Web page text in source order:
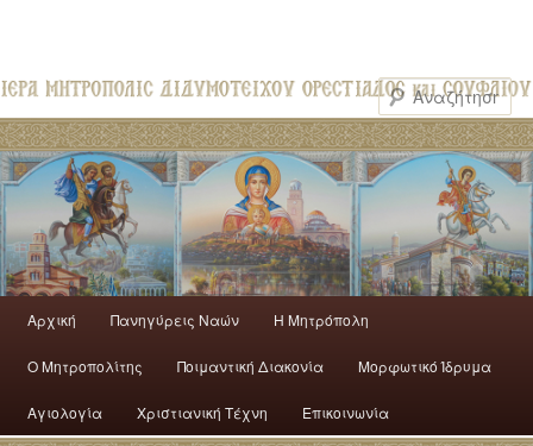
Αρχική Πανηγύρεις Ναών H Mητρόπολη
Ο Mητροπολίτης Ποιμαντική Διακονία Μορφωτικό Ίδρυμα
Αγιολογία Χριστιανική Τέχνη Επικοινωνία